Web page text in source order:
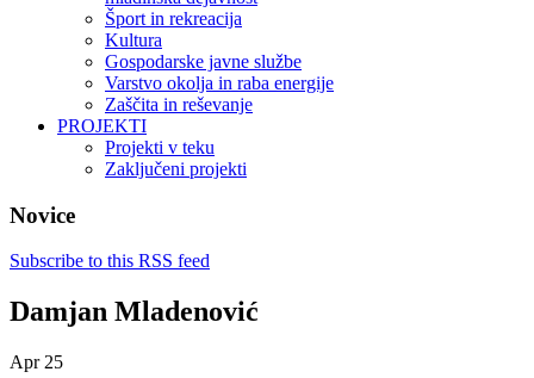
Šport in rekreacija
Kultura
Gospodarske javne službe
Varstvo okolja in raba energije
Zaščita in reševanje
PROJEKTI
Projekti v teku
Zaključeni projekti
Novice
Subscribe to this RSS feed
Damjan Mladenović
Apr 25